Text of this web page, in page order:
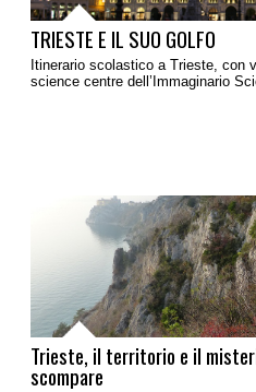
TRIESTE E IL SUO GOLFO
Itinerario scolastico a Trieste, con
science centre dell’Immaginario
Trieste, il territorio e il
scompare